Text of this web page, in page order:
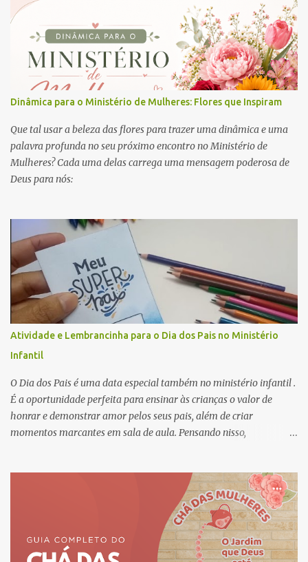
Dinâmica para o Ministério de Mulheres: Flores que Inspiram
Que tal usar a beleza das flores para trazer uma dinâmica e uma
palavra profunda no seu próximo encontro no Ministério de
Mulheres? Cada uma delas carrega uma mensagem poderosa de
Deus para nós:
Atividade e Lembrancinha para o Dia dos Pais no Ministério
Infantil
O Dia dos Pais é uma data especial também no ministério infantil .
É a oportunidade perfeita para ensinar às crianças o valor de
honrar e demonstrar amor pelos seus pais, além de criar
momentos marcantes em sala de aula. Pensando nisso,